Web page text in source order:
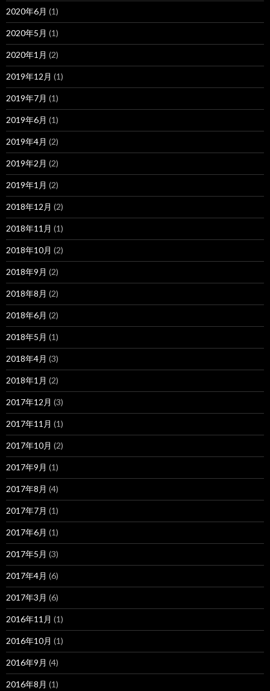
2020年6月 (1)
2020年5月 (1)
2020年1月 (2)
2019年12月 (1)
2019年7月 (1)
2019年6月 (1)
2019年4月 (2)
2019年2月 (2)
2019年1月 (2)
2018年12月 (2)
2018年11月 (1)
2018年10月 (2)
2018年9月 (2)
2018年8月 (2)
2018年6月 (2)
2018年5月 (1)
2018年4月 (3)
2018年1月 (2)
2017年12月 (3)
2017年11月 (1)
2017年10月 (2)
2017年9月 (1)
2017年8月 (4)
2017年7月 (1)
2017年6月 (1)
2017年5月 (3)
2017年4月 (6)
2017年3月 (6)
2016年11月 (1)
2016年10月 (1)
2016年9月 (4)
2016年8月 (1)